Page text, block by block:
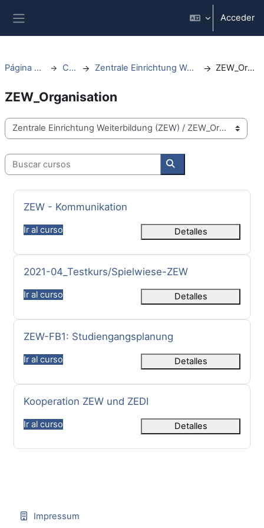
Acceder
Página Principal Cursos Zentrale Einrichtung Weiterbildung (ZEW) ZEW_Organisation
ZEW_Organisation
Categorías
Buscar cursos
Buscar cursos
Nombre del curso
ZEW - Kommunikation
Ir al curso Detalles
Nombre del curso
2021-04_Testkurs/Spielwiese-ZEW
Ir al curso Detalles
Nombre del curso
ZEW-FB1: Studiengangsplanung
Ir al curso Detalles
Nombre del curso
Kooperation ZEW und ZEDI
Ir al curso Detalles
Impressum